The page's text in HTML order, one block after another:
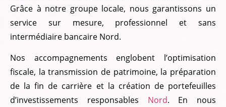
Grâce à notre groupe locale, nous garantissons un
service sur mesure, professionnel et sans
intermédiaire bancaire Nord.
Nos accompagnements englobent l’optimisation
fiscale, la transmission de patrimoine, la préparation
de la fin de carrière et la création de portefeuilles
d’investissements responsables Nord. En nous